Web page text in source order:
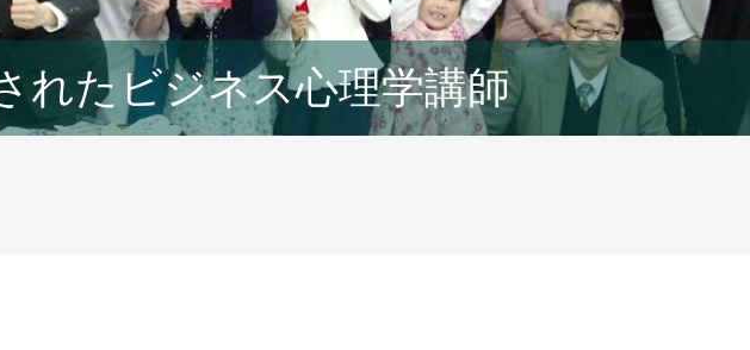
れたビジネス心理学講師